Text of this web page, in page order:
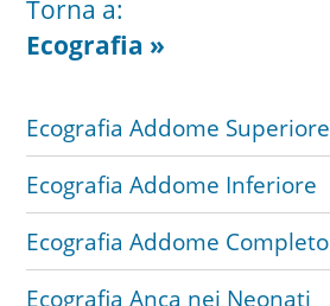
Torna a:
Ecografia »
Ecografia Addome Superiore
Ecografia Addome Inferiore
Ecografia Addome Completo
Ecografia Anca nei Neonati